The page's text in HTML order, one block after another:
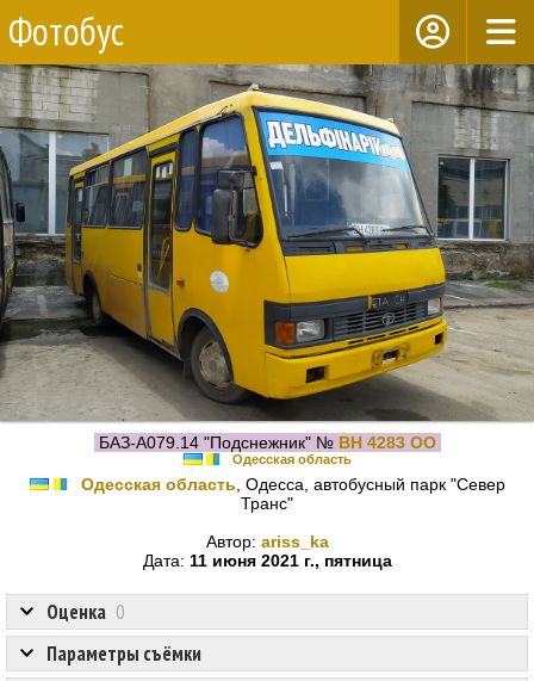
Фотобус
БАЗ-А079.14 "Подснежник" № BH 4283 OO
Одесская область
Одесская область , Одесса, автобусный парк "Север
Транс"
Автор: ariss_ka
Дата: 11 июня 2021 г., пятница
Оценка 0
Параметры съёмки